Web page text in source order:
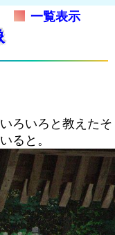
一覧表示
ろいろと教えたそ
ると。